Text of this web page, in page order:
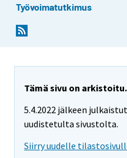
Työvoimatutkimus
Tämä sivu on arkistoitu.
5.4.2022 jälkeen
uudistetulta sivustolta.
Siirry uudelle